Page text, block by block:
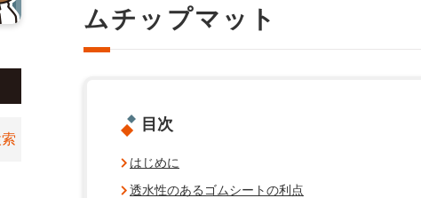
ムチップマット
目次
はじめに
透水性のあるゴムシートの利点